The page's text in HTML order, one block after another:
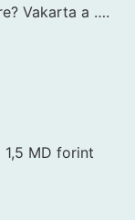
Vakarta a ….
1,5 MD forint